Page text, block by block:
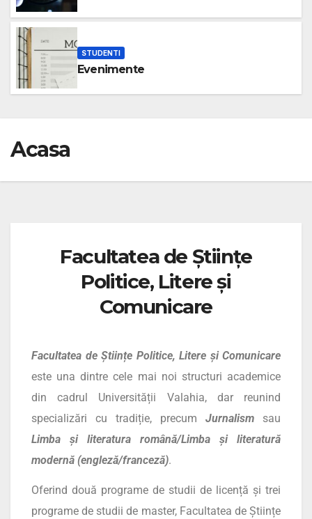
STUDENTI
Evenimente
Acasa
Facultatea de Științe
Politice, Litere și
Comunicare
Facultatea de Științe Politice, Litere și Comunicare
este una dintre cele mai noi structuri academice
din cadrul Universității Valahia, dar reunind
specializări cu tradiție, precum Jurnalism sau
Limba și literatura română/Limba și literatură
modernă (engleză/franceză).
Oferind două programe de studii de licență și trei
programe de studii de master, Facultatea de Științe